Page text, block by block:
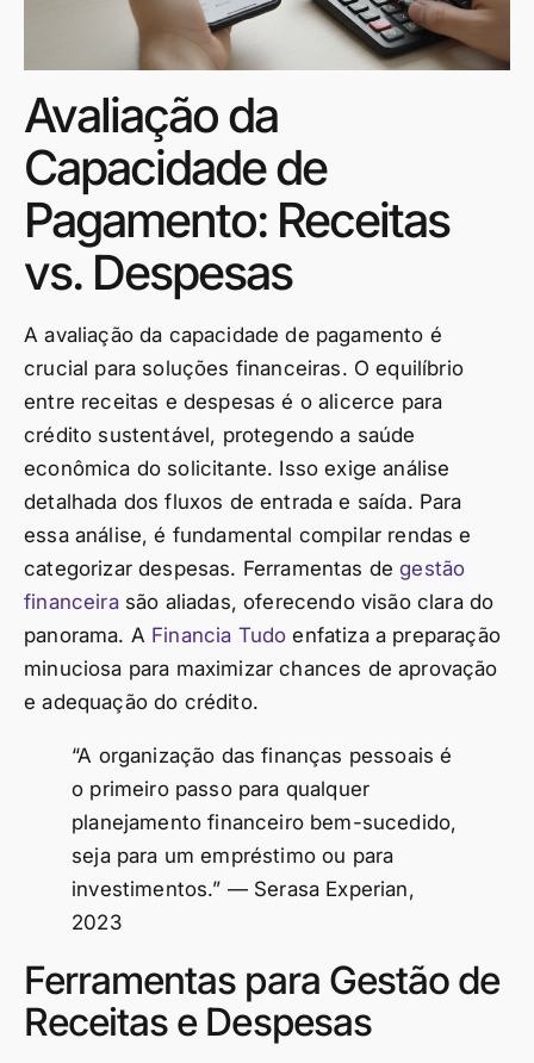
Avaliação da
Capacidade de
Pagamento: Receitas
vs. Despesas
A avaliação da capacidade de pagamento é
crucial para soluções financeiras. O equilíbrio
entre receitas e despesas é o alicerce para
crédito sustentável, protegendo a saúde
econômica do solicitante. Isso exige análise
detalhada dos fluxos de entrada e saída. Para
essa análise, é fundamental compilar rendas e
categorizar despesas. Ferramentas degestão
financeirasão aliadas, oferecendo visão clara do
panorama. A Financia Tudo enfatiza a preparação
minuciosa para maximizar chances de aprovação
e adequação do crédito.
“A organização das finanças pessoais é
o primeiro passo para qualquer
planejamento financeiro bem-sucedido,
seja para um empréstimo ou para
investimentos.” — Serasa Experian,
2023
Ferramentas para Gestão de
Receitas e Despesas